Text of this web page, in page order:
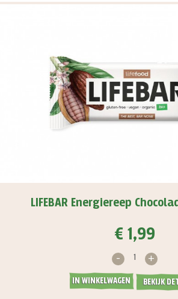
LIFEBAR Energiereep
€ 1,99
- +
IN WINKELWAGEN BEKIJK